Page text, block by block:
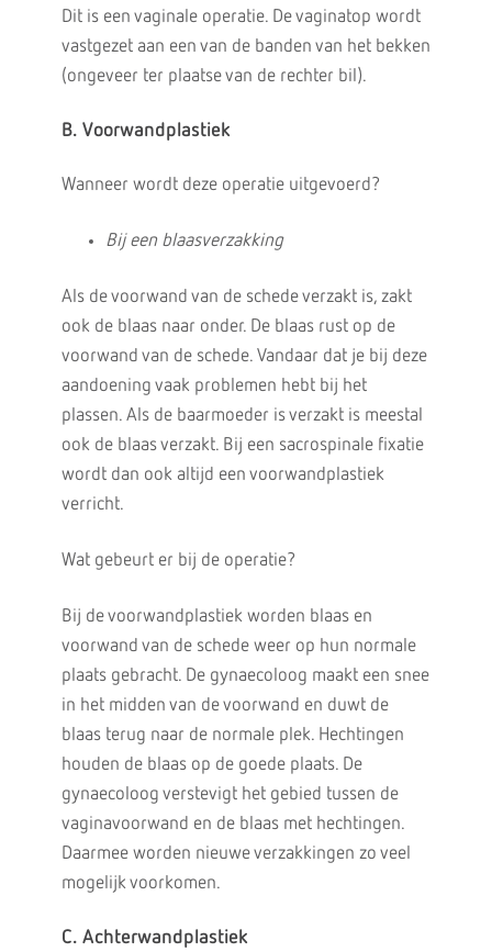
Dit is een vaginale operatie. De vaginatop wordt
vastgezet aan een van de banden van het bekken
(ongeveer ter plaatse van de rechter bil).
B. Voorwandplastiek
Wanneer wordt deze operatie uitgevoerd?
Bij een blaasverzakking
Als de voorwand van de schede verzakt is, zakt
ook de blaas naar onder. De blaas rust op de
voorwand van de schede. Vandaar dat je bij deze
aandoening vaak problemen hebt bij het
plassen. Als de baarmoeder is verzakt is meestal
ook de blaas verzakt. Bij een sacrospinale fixatie
wordt dan ook altijd een voorwandplastiek
verricht.
Wat gebeurt er bij de operatie?
Bij de voorwandplastiek worden blaas en
voorwand van de schede weer op hun normale
plaats gebracht. De gynaecoloog maakt een snee
in het midden van de voorwand en duwt de
blaas terug naar de normale plek. Hechtingen
houden de blaas op de goede plaats. De
gynaecoloog verstevigt het gebied tussen de
vaginavoorwand en de blaas met hechtingen.
Daarmee worden nieuwe verzakkingen zo veel
mogelijk voorkomen.
C. Achterwandplastiek